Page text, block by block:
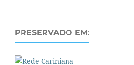
PRESERVADO EM: